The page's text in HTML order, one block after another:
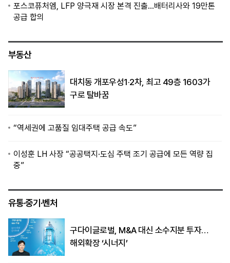
포스코퓨처엠, LFP 양극재 시장 본격 진출…배터리사와 19만톤
공급 합의
부동산
대치동 개포우성1·2차, 최고 49층 1603가
구로 탈바꿈
“역세권에 고품질 임대주택 공급 속도”
이성훈 LH 사장 “공공택지·도심 주택 조기 공급에 모든 역량 집
중”
유통·중기·벤처
구다이글로벌, M&A 대신 소수지분 투자…
해외확장 ‘시너지’